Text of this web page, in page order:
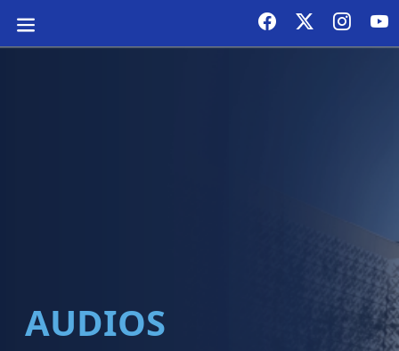
AUDIOS